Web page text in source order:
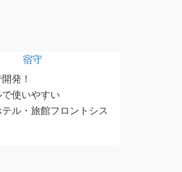
発！
で使いやすい
ル・旅館フロントシス